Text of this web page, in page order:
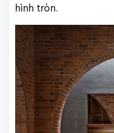
hình tròn.